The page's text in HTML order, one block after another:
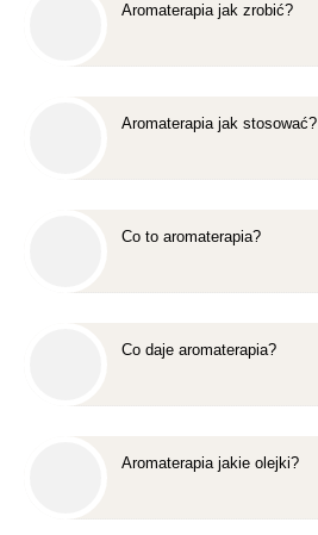
Aromaterapia jak zrobić?
Aromaterapia jak stosować?
Co to aromaterapia?
Co daje aromaterapia?
Aromaterapia jakie olejki?